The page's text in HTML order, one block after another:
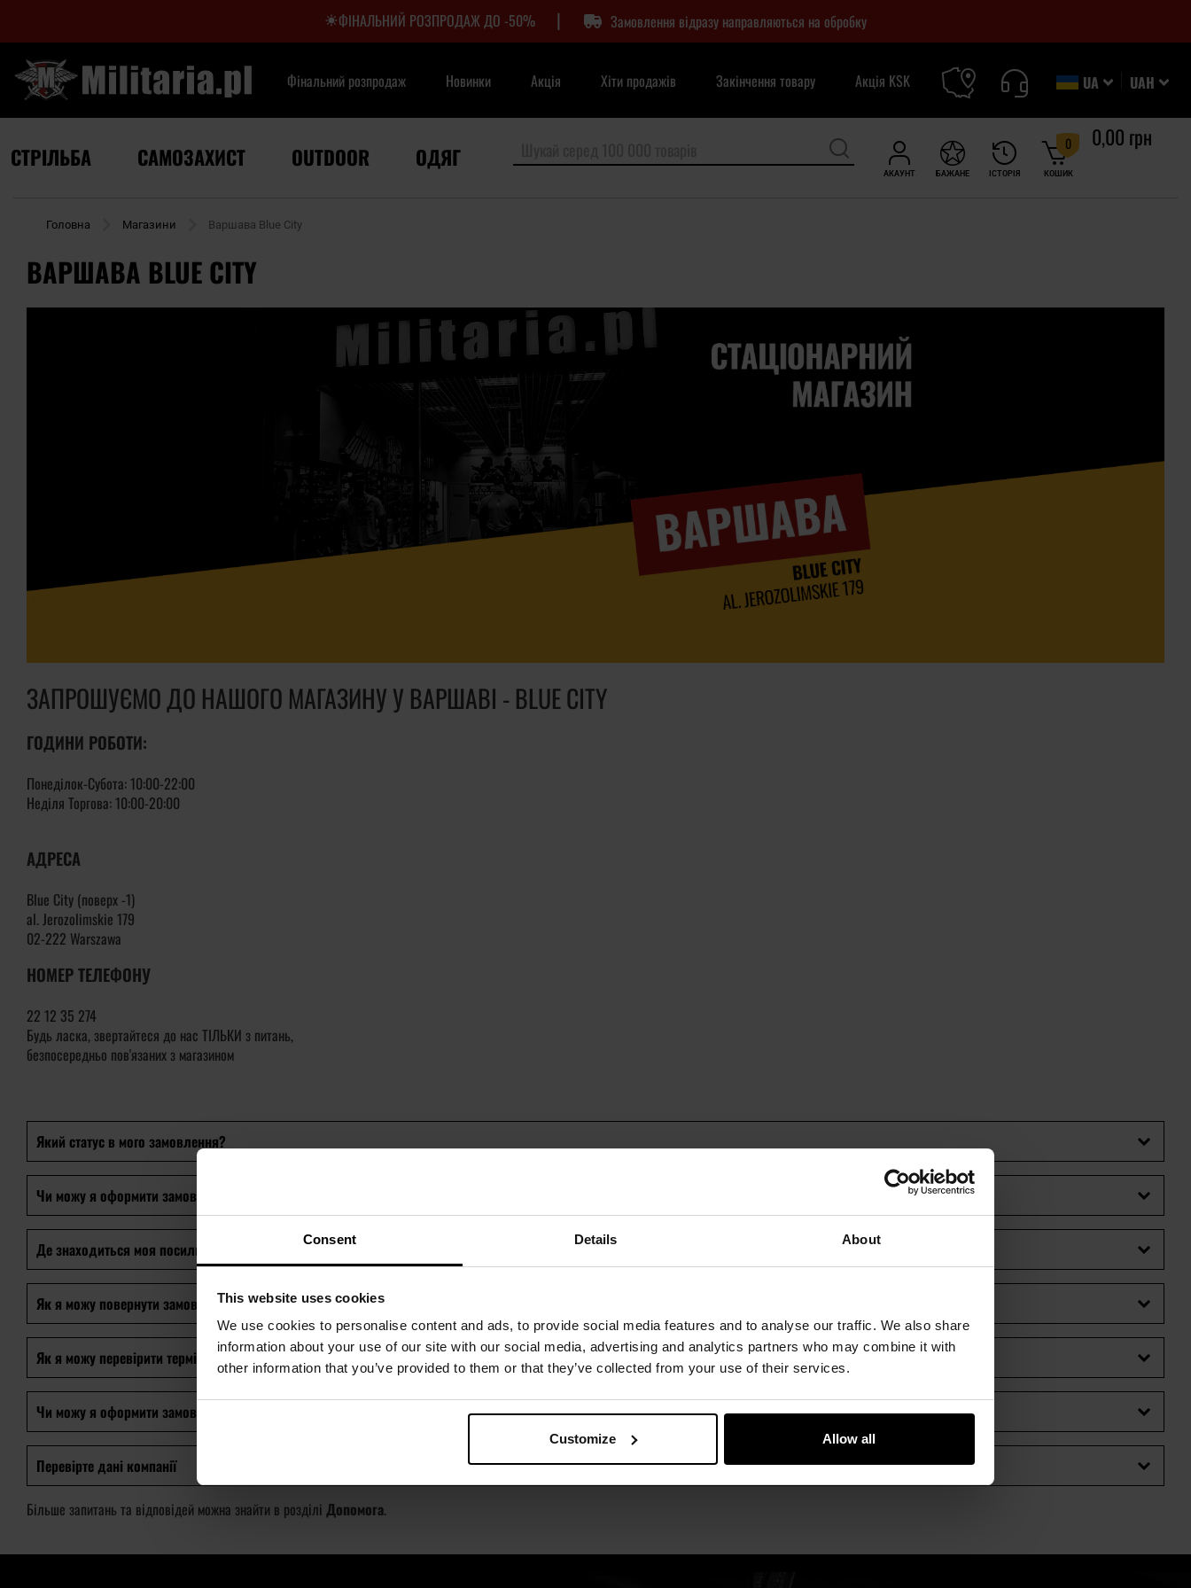
Consent Details About
This website uses cookies
We use cookies to personalise content and ads, to provide social media features and to analyse our traffic. We also share
information about your use of our site with our social media, advertising and analytics partners who may combine it with
other information that you’ve provided to them or that they’ve collected from your use of their services.
Customize Allow all
ФІНАЛЬНИЙ РОЗПРОДАЖ ДО -50% | Замовлення відразу направляються на обробку
UAH
UA
Фінальний розпродаж Новинки Акція Хіти продажів Закінчення товару Акція KSK
АКАУНТ ІСТОРІЯ
БАЖАНЕ КОШИК
0 0,00 грн
СТРІЛЬБА САМОЗАХИСТ OUTDOOR ОДЯГ
Головна Магазини Варшава Blue City
ВАРШАВА BLUE CITY
ЗАПРОШУЄМО ДО НАШОГО МАГАЗИНУ У ВАРШАВІ - BLUE CITY
ГОДИНИ РОБОТИ:
Понеділок-Субота: 10:00-22:00
Неділя Торгова: 10:00-20:00
АДРЕСА
Blue City (поверх -1)
al. Jerozolimskie 179
02-222 Warszawa
НОМЕР ТЕЛЕФОНУ
22 12 35 274
Будь ласка, звертайтеся до нас ТІЛЬКИ з питань,
безпосередньо пов'язаних з магазином
Який статус в мого замовлення?
Чи можу я оформити замовлення з доставкою в Україну?
Де знаходиться моя посилка?
Як я можу повернути замовлення?
Як я можу перевірити термін доставки?
Чи можу я оформити замовлення по телефону?
Перевірте дані компанії
Більше запитань та відповідей можна знайти в розділі Допомога.